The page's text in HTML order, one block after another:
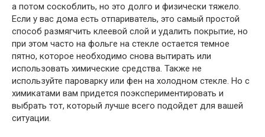
а потом соскоблить, но это долго и физически тяжело.
Если у вас дома есть отпариватель, это самый простой
способ размягчить клеевой слой и удалить покрытие, но
при этом часто на фольге на стекле остается темное
пятно, которое необходимо снова вытирать или
использовать химические средства. Также не
используйте пароварку или фен на холодном стекле. Но с
химикатами вам придется поэкспериментировать и
выбрать тот, который лучше всего подойдет для вашей
ситуации.